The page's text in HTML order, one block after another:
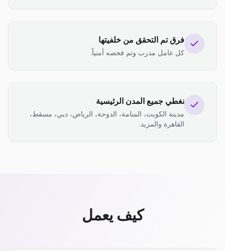
فرق تم التحقق من خلفيتها
كل عامل مدرب وتم فحصه أمنياً.
نغطي جميع المدن الرئيسية
مدينة الكويت، المنامة، الدوحة، الرياض، دبي، مسقط،
القاهرة والمزيد.
كيف يعمل